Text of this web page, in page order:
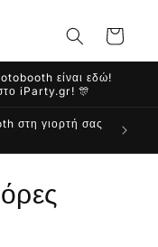
Καλάθι
είναι εδώ!
iParty.gr! 🎊
στη γιορτή σας